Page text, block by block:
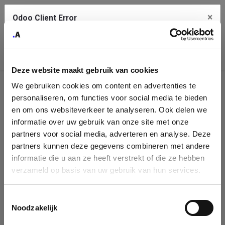
Deze website maakt gebruik van cookies
We gebruiken cookies om content en advertenties te
personaliseren, om functies voor social media te bieden
en om ons websiteverkeer te analyseren. Ook delen we
informatie over uw gebruik van onze site met onze
partners voor social media, adverteren en analyse. Deze
partners kunnen deze gegevens combineren met andere
informatie die u aan ze heeft verstrekt of die ze hebben
verzameld op basis van uw gebruik van hun services.
Noodzakelijk
Company
Identification
Please fill in your company details
You can search a company in our database by name, VAT or
enterprise ID. When a company is selected it will auto-complete the
form. If you don't find your company in our database, you can create
Odoo Client Error ×
service.
See details
Ok